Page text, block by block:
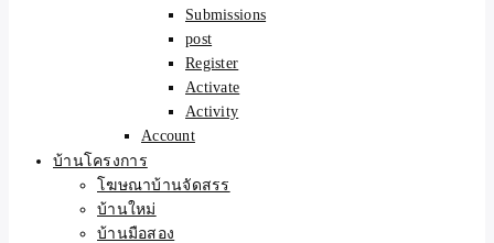
Submissions
post
Register
Activate
Activity
Account
บ้านโครงการ
โฆษณาบ้านจัดสรร
บ้านใหม่
บ้านมือสอง